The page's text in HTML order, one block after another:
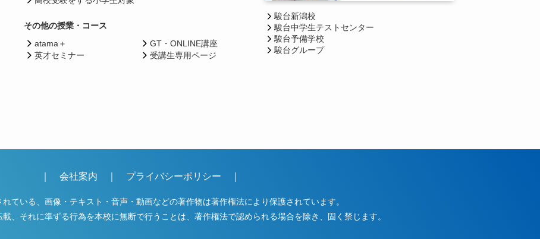
その他の授業・コース
atama＋
英才セミナー
GT・ONLINE講座
受講生専用ページ
駿台新潟校
駿台中学生テストセンター
駿台予備学校
駿台グループ
会社案内 プライバシーポリシー
ている、画像・テキスト・音声・動画などの著作物は著作権法により保護されています。
、それに準ずる行為を本校に無断で行うことは、著作権法で認められる場合を除き、固く禁じます。